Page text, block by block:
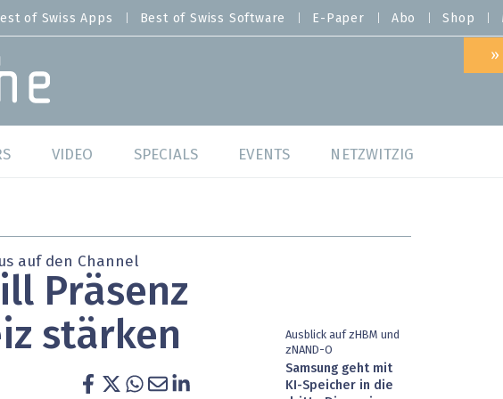
of Swiss Apps Best of Swiss Software E-Paper Abo Shop
»
Swiss Software
Hana
VIDEO SPECIALS
Cybersecurity
IT for Gov
Cloud & Managed Services
EVENTS NETZWITZIG
auf den Channel
Präsenz
stärken
Ausblick auf zHBM und
zNAND-O
Samsung geht mit
KI-Speicher in die